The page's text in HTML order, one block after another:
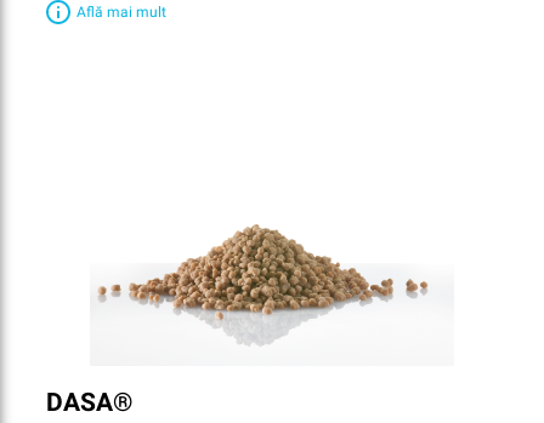
Află mai mult
DASA®